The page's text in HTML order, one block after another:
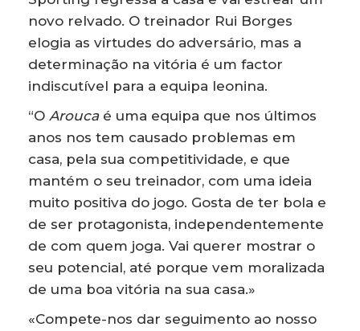
novo relvado. O treinador Rui Borges
elogia as virtudes do adversário, mas a
determinação na vitória é um factor
indiscutível para a equipa leonina.
“O Aroucaé uma equipa que nos últimos
anos nos tem causado problemas em
casa, pela sua competitividade, e que
mantém o seu treinador, com uma ideia
muito positiva do jogo. Gosta de ter bola e
de ser protagonista, independentemente
de com quem joga. Vai querer mostrar o
seu potencial, até porque vem moralizada
de uma boa vitória na sua casa.»
«Compete-nos dar seguimento ao nosso